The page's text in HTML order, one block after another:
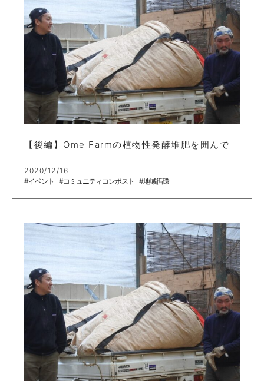
【後編】Ome Farmの植物性発酵堆肥を囲んで
2020/12/16
#イベント
#コミュニティコンポスト #地域循環